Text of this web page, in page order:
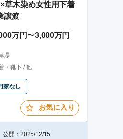
草木染め女性用下着
譲渡
万円〜3,000万円
県
・靴下 / 他
家なし
お気に入り
公開：2025/12/15